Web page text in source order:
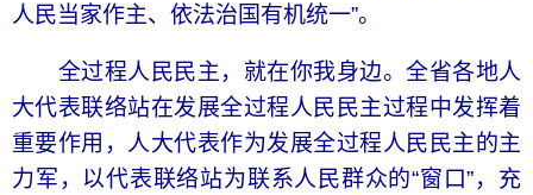
人民当家作主、依法治国有机统一”。
全过程人民民主，就在你我身边。全省各地人
大代表联络站在发展全过程人民民主过程中发挥着
重要作用，人大代表作为发展全过程人民民主的主
力军，以代表联络站为联系人民群众的“窗口”，充